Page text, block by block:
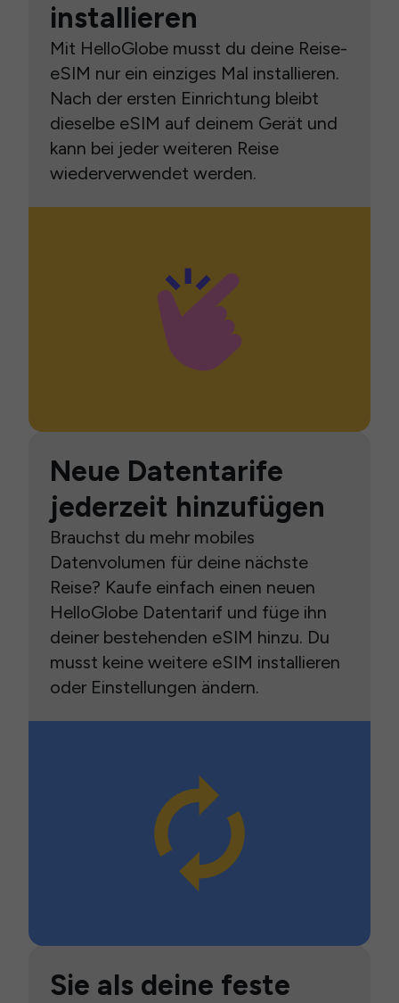
installieren
Mit HelloGlobe musst du deine Reise-
eSIM nur ein einziges Mal installieren.
Nach der ersten Einrichtung bleibt
dieselbe eSIM auf deinem Gerät und
kann bei jeder weiteren Reise
wiederverwendet werden.
Neue Datentarife
jederzeit hinzufügen
Brauchst du mehr mobiles
Datenvolumen für deine nächste
Reise? Kaufe einfach einen neuen
HelloGlobe Datentarif und füge ihn
deiner bestehenden eSIM hinzu. Du
musst keine weitere eSIM installieren
oder Einstellungen ändern.
Sie als deine feste